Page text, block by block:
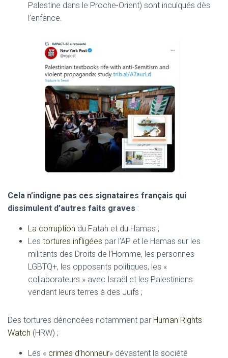
Palestine dans le Proche-Orient) sont inculqués dès
l’enfance.
Cela n’indigne pas ces signataires français qui
dissimulent d’autres faits graves :
La corruption du Fatah et du Hamas ;
Les tortures infligées par l’AP et le Hamas sur les
militants des Droits de l’Homme, les personnes
LGBTQ+, les opposants politiques, les «
collaborateurs » avec Israël et les Palestiniens
vendant leurs terres à des Juifs ;
Des tortures dénoncées notamment par Human Rights
Watch (HRW) ;
Les « crimes d’honneur» dévastent la société